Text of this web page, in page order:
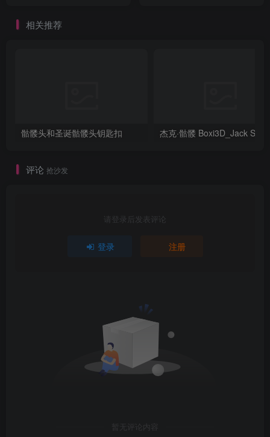
相关推荐
骷髅头和圣诞骷髅头钥匙扣
评论 抢沙发
请登录后发表评论
登录 注册
暂无评论内容